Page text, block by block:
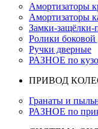
Амортизаторы
Амортизаторы
Замки-защёлки-
Ролики боковой
Ручки дверные
РАЗНОЕ по
ПРИВОД
Гранаты и
РАЗНОЕ по